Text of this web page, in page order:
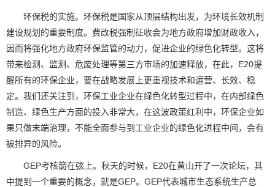
环保税的实施。环保税是国家从顶层结构出发，为环境长效机制
建设规划的重要制度。费改税强制征收会为地方政府增加财政收入，
因而将强化地方政府环保监管的动力，促进企业的绿色化转型。这将
带来检测、监测、危废处理等第三方市场的加速释放，在此，E20提
醒所有的环保企业，要在战略发展上更重视技术和运营、长效、稳
定。我们还关注到，环保工业企业在绿色化转型过程中，在内部绿色
制造、绿色生产方面的投入非常大，在这波政策红利中，环保企业如
果只做末端治理，不能全面参与到工业企业的绿色化进程中间，会有
被排异的风险。
GEP考核箭在弦上。秋天的时候，E20在黄山开了一次论坛，其
中提到一个重要的概念，就是GEP。GEP代表城市生态系统生产总